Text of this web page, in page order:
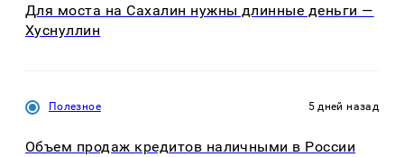
Для моста на Сахалин нужны длинные деньги —
Хуснуллин
Полезное 5 дней назад
Объем продаж кредитов наличными в России